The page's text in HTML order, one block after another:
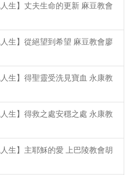
生】丈夫生命的更新 麻豆教會
生】從絕望到希望 麻豆教會廖
生】得聖靈受洗見寶血 永康教
生】得救之處安穩之處 永康教
生】主耶穌的愛 上巴陵教會胡